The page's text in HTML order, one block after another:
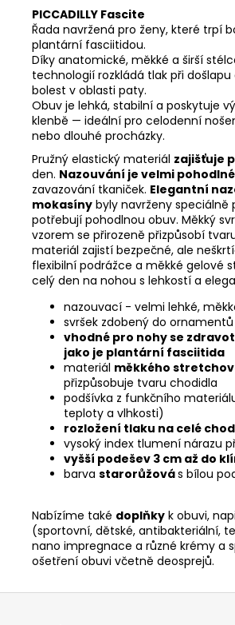
PICCADILLY Fascite
Řada navržená pro ženy, které trpí
plantární fasciitidou.
Díky anatomické, měkké a širší
technologií rozkládá tlak při
bolest v oblasti paty.
Obuv je lehká, stabilní a poskytuje
klenbě — ideální pro celodenní
nebo dlouhé procházky.
Pružný elastický materiál zajišťuje
den. Nazouvání je velmi pohodlné
zavazování tkaniček. Elegantní
mokasíny byly navrženy speciálně
potřebují pohodlnou obuv. Měkký
vzorem se přirozeně přizpůsobí
materiál zajistí bezpečné, ale
flexibilní podrážce a měkké gelové
celý den na nohou s lehkostí a
nazouvací - velmi lehké,
svršek zdobený do ornamentů
vhodné pro nohy se
jako je plantární fasciitida
materiál měkkého
přizpůsobuje tvaru chodidla
podšívka z funkčního
teploty a vlhkosti)
rozložení tlaku na celé
vysoký index tlumení nárazu
vyšší podešev 3 cm až do
barva starorůžovás bílou
Nabízíme také doplňky k obuvi,
(sportovní, dětské, antibakteriální,
nano impregnace a různé krémy a
ošetření obuvi včetně deosprejů.
Z